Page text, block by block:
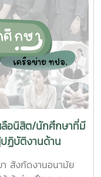
ลือนิสิต/นักศึกษาที่มี
ฏิบัติงานด้าน
งกัดงานอนามัย